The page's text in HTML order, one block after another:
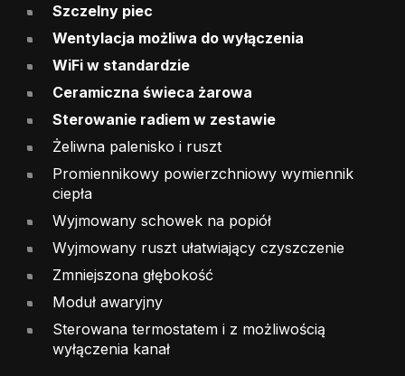
Szczelny piec
Wentylacja możliwa do wyłączenia
WiFi w standardzie
Ceramiczna świeca żarowa
Sterowanie radiem w zestawie
Żeliwna palenisko i ruszt
Promiennikowy powierzchniowy wymiennik
ciepła
Wyjmowany schowek na popiół
Wyjmowany ruszt ułatwiający czyszczenie
Zmniejszona głębokość
Moduł awaryjny
Sterowana termostatem i z możliwością
wyłączenia kanał